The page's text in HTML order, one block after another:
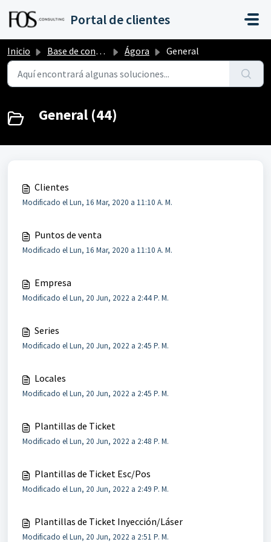
Portal de clientes
Inicio Base de conocimientos Ágora General
General (44)
Clientes
Modificado el Lun, 16 Mar, 2020 a 11:10 A. M.
Puntos de venta
Modificado el Lun, 16 Mar, 2020 a 11:10 A. M.
Empresa
Modificado el Lun, 20 Jun, 2022 a 2:44 P. M.
Series
Modificado el Lun, 20 Jun, 2022 a 2:45 P. M.
Locales
Modificado el Lun, 20 Jun, 2022 a 2:45 P. M.
Plantillas de Ticket
Modificado el Lun, 20 Jun, 2022 a 2:48 P. M.
Plantillas de Ticket Esc/Pos
Modificado el Lun, 20 Jun, 2022 a 2:49 P. M.
Plantillas de Ticket Inyección/Láser
Modificado el Lun, 20 Jun, 2022 a 2:51 P. M.